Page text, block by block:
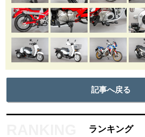
記事へ戻る
ランキング